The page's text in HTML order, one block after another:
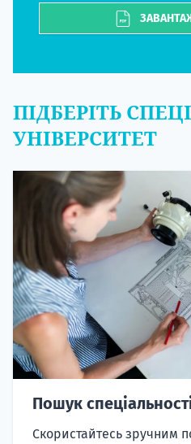
ПІДБЕРІТЬ
УНІВЕРСИТЕТ
Пошук
Скористайтесь зручним